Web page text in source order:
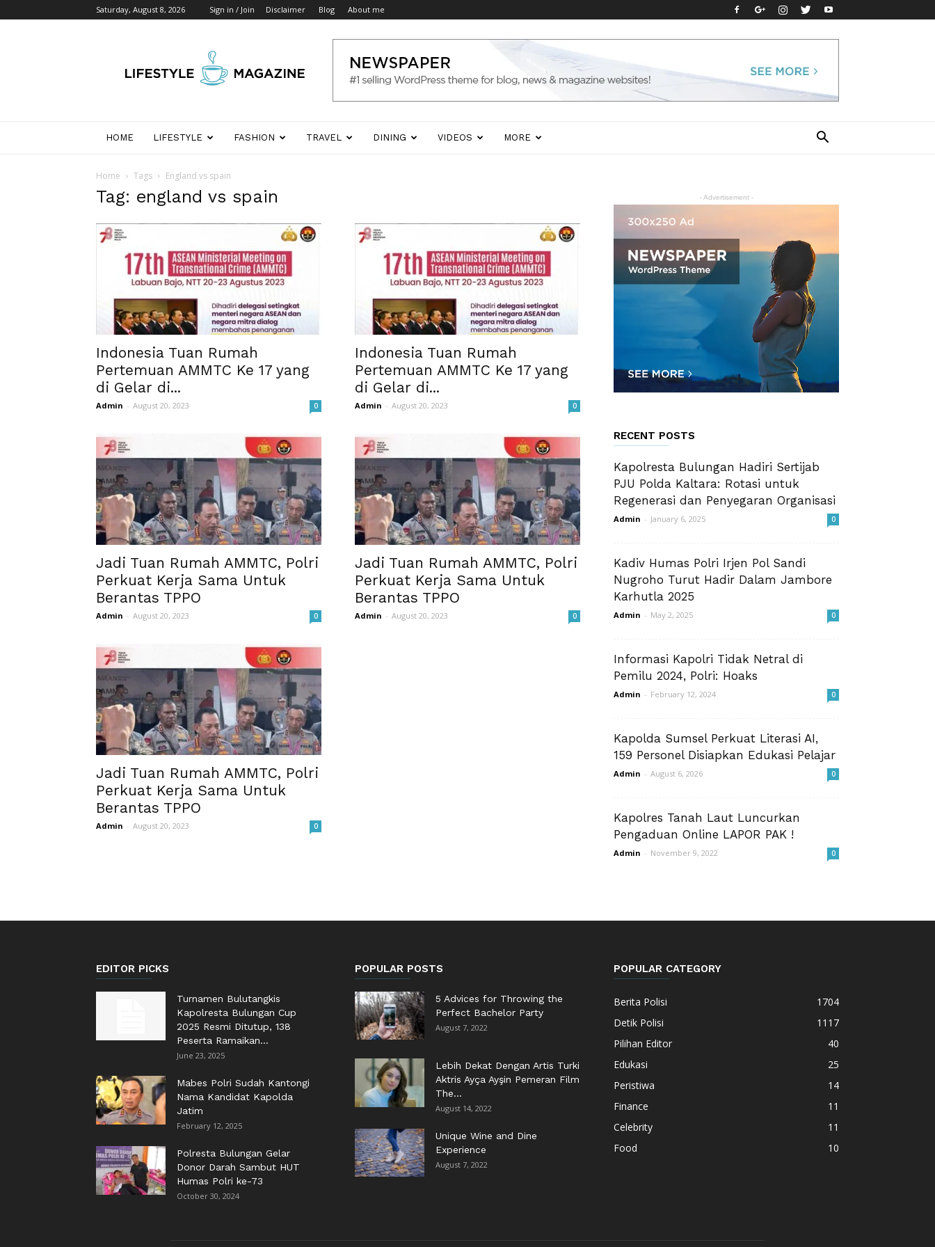
Saturday, August 8, 2026 Sign in / Join Disclaimer Blog About me
Indonesia
HOME LIFESTYLE FASHION TRAVEL DINING VIDEOS MORE
Home Tags England vs spain
Tag: england vs spain
Indonesia Tuan Rumah
Pertemuan AMMTC Ke 17 yang
di Gelar di...
Admin - August 20, 2023 0
Indonesia Tuan Rumah
Pertemuan AMMTC Ke 17 yang
di Gelar di...
Admin - August 20, 2023 0
Jadi Tuan Rumah AMMTC, Polri
Perkuat Kerja Sama Untuk
Berantas TPPO
Admin - August 20, 2023 0
Jadi Tuan Rumah AMMTC, Polri
Perkuat Kerja Sama Untuk
Berantas TPPO
Admin - August 20, 2023 0
Jadi Tuan Rumah AMMTC, Polri
Perkuat Kerja Sama Untuk
Berantas TPPO
Admin - August 20, 2023 0
- Advertisement -
RECENT POSTS
Kapolresta Bulungan Hadiri Sertijab
PJU Polda Kaltara: Rotasi untuk
Regenerasi dan Penyegaran Organisasi
Admin - January 6, 2025 0
Kadiv Humas Polri Irjen Pol Sandi
Nugroho Turut Hadir Dalam Jambore
Karhutla 2025
Admin - May 2, 2025 0
Informasi Kapolri Tidak Netral di
Pemilu 2024, Polri: Hoaks
Admin - February 12, 2024 0
Kapolda Sumsel Perkuat Literasi AI,
159 Personel Disiapkan Edukasi Pelajar
Admin - August 6, 2026 0
Kapolres Tanah Laut Luncurkan
Pengaduan Online LAPOR PAK !
Admin - November 9, 2022 0
EDITOR PICKS
Turnamen Bulutangkis
Kapolresta Bulungan Cup
2025 Resmi Ditutup, 138
Peserta Ramaikan...
June 23, 2025
Mabes Polri Sudah Kantongi
Nama Kandidat Kapolda
Jatim
February 12, 2025
Polresta Bulungan Gelar
Donor Darah Sambut HUT
Humas Polri ke-73
October 30, 2024
POPULAR POSTS
5 Advices for Throwing the
Perfect Bachelor Party
August 7, 2022
Lebih Dekat Dengan Artis Turki
Aktris Ayça Ayşin Pemeran Film
The...
August 14, 2022
Unique Wine and Dine
Experience
August 7, 2022
POPULAR CATEGORY
Berita Polisi
1704
Detik Polisi
1117
Pilihan Editor
40
Edukasi
25
Peristiwa
14
Finance
11
Celebrity
11
Food
10